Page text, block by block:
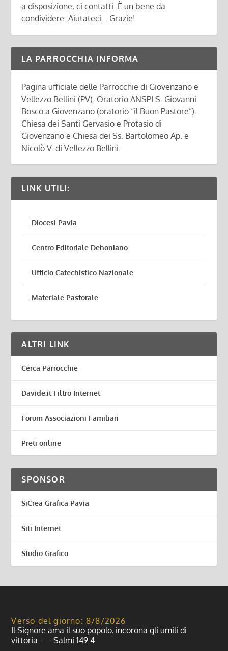
a disposizione, ci contatti. È un bene da
condividere. Aiutateci... Grazie!
LA PARROCCHIA INFORMA
Pagina ufficiale delle Parrocchie di Giovenzano e
Vellezzo Bellini (PV). Oratorio ANSPI S. Giovanni
Bosco a Giovenzano (oratorio “il Buon Pastore”).
Chiesa dei Santi Gervasio e Protasio di
Giovenzano e Chiesa dei Ss. Bartolomeo Ap. e
Nicolò V. di Vellezzo Bellini.
LINK UTILI:
Diocesi Pavia
Centro Editoriale Dehoniano
Ufficio Catechistico Nazionale
Materiale Pastorale
ALTRI LINK
Cerca Parrocchie
Davide.it Filtro Internet
Forum Associazioni Familiari
Preti online
SPONSOR
SiCrea Grafica Pavia
Siti Internet
Studio Grafico
Verso del giorno: 8/8/2026
Il Signore ama il suo popolo, incorona gli umili di
vittoria. — Salmi 149:4